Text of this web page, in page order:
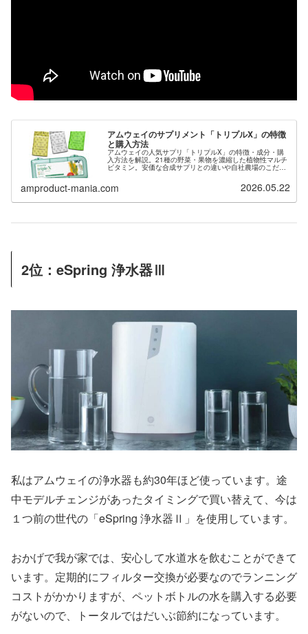
アムウェイのサプリメント「トリプルX」の特徴
と購入方法
アムウェイの人気サプリ「トリプルX」の特徴・成分・購
入方法を解説。21種の野菜・果物を濃縮した植物性マルチ
ビタミン。安価な合成サプリとの違いや自社農場のこだわ
りまで詳しく紹介します。トリプルXを購入するために会
員登録希望の方は当サイトから紹介することもできます。
amproduct-mania.com 2026.05.22
2位：eSpring 浄水器Ⅲ
私はアムウェイの浄水器も約30年ほど使っています。途
中モデルチェンジがあったタイミングで買い替えて、今は
１つ前の世代の「eSpring 浄水器Ⅱ」を使用しています。
おかげで我が家では、安心して水道水を飲むことができて
います。定期的にフィルター交換が必要なのでランニング
コストがかかりますが、ペットボトルの水を購入する必要
がないので、トータルではだいぶ節約になっています。